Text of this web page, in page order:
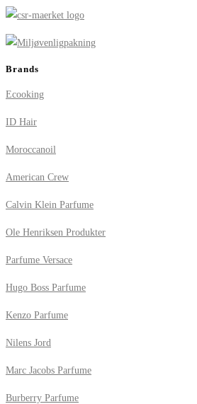
Brands
Ecooking
ID Hair
Moroccanoil
American Crew
Calvin Klein Parfume
Ole Henriksen Produkter
Parfume Versace
Hugo Boss Parfume
Kenzo Parfume
Nilens Jord
Marc Jacobs Parfume
Burberry Parfume